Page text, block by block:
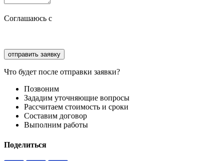
Соглашаюсь с
Что будет после отправки заявки?
Позвоним
Зададим уточняющие вопросы
Рассчитаем стоимость и сроки
Составим договор
Выполним работы
Поделиться